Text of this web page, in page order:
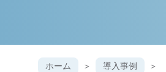
ホーム 導入事例